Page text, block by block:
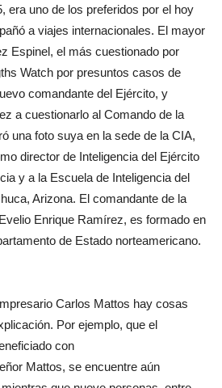
era uno de los preferidos por el hoy
a viajes internacionales. El mayor
Espinel, el más cuestionado por
Watch por presuntos casos de
comandante del Ejército, y
a cuestionarlo al Comando de la
una foto suya en la sede de la CIA,
director de Inteligencia del Ejército
y a la Escuela de Inteligencia del
Arizona. El comandante de la
Enrique Ramírez, es formado en
de Estado norteamericano.
Carlos Mattos hay cosas
Por ejemplo, que el
con
Mattos, se encuentre aún